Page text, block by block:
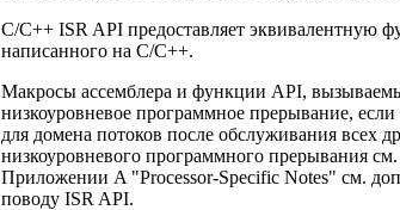
C/C++ ISR API предоставляет эквивалентную
написанного на C/C++.
Макросы ассемблера и функции API,
низкоуровневое программное прерывание,
для домена потоков после обслуживания всех
низкоуровневого программного прерывания
Приложении A "Processor-Specific Notes" см.
поводу ISR API.